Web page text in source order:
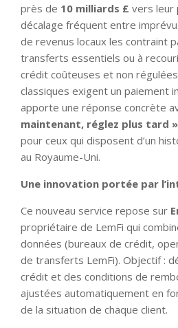
près de 10 milliards £ vers leur
décalage fréquent entre
de revenus locaux les contraint
transferts essentiels ou à
crédit coûteuses et non
classiques exigent un paiement
apporte une réponse concrète
maintenant, réglez plus tard »
pour ceux qui disposent d’un
au Royaume-Uni.
Une innovation portée par
Ce nouveau service repose sur
propriétaire de LemFi qui
données (bureaux de crédit,
de transferts LemFi). Objectif :
crédit et des conditions de
ajustées automatiquement en
de la situation de chaque client.